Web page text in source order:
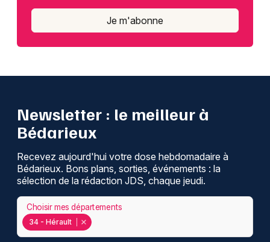
Je m'abonne
Newsletter : le meilleur à
Bédarieux
Recevez aujourd'hui votre dose hebdomadaire à
Bédarieux. Bons plans, sorties, événements : la
sélection de la rédaction JDS, chaque jeudi.
34 - Hérault
Choisir mes départements